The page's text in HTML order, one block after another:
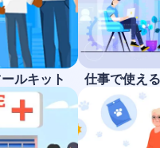
ルキット 仕事で使え